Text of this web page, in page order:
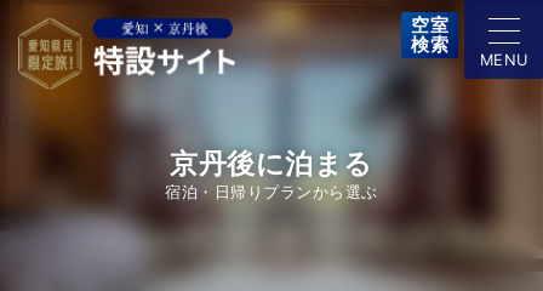
空室
検索
京丹後に泊まる
宿泊・日帰りプランから選ぶ